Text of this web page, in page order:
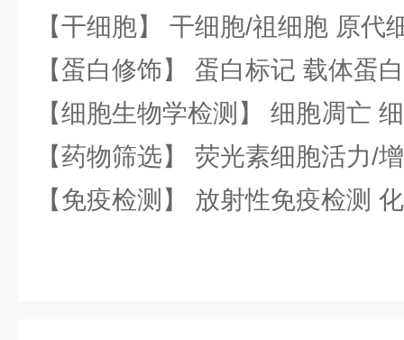
【干细胞】 干细胞/祖细胞 原代
【蛋白修饰】 蛋白标记 载体蛋
【细胞生物学检测】 细胞凋亡
【药物筛选】 荧光素细胞活力/
【免疫检测】 放射性免疫检测